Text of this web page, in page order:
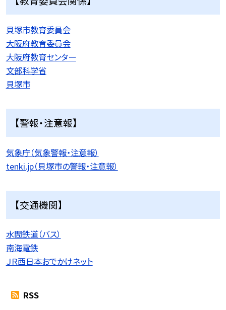
貝塚市教育委員会
大阪府教育委員会
大阪府教育センター
文部科学省
貝塚市
【警報・注意報】
気象庁（気象警報・注意報）
tenki.jp（貝塚市の警報・注意報）
【交通機関】
水間鉄道（バス）
南海電鉄
ＪＲ西日本おでかけネット
RSS